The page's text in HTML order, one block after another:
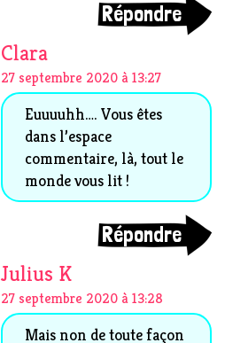
Répondre
Clara
27 septembre 2020 à 13:27
Euuuuhh…. Vous êtes
dans l’espace
commentaire, là, tout le
monde vous lit !
Répondre
Julius K
27 septembre 2020 à 13:28
Mais non de toute façon